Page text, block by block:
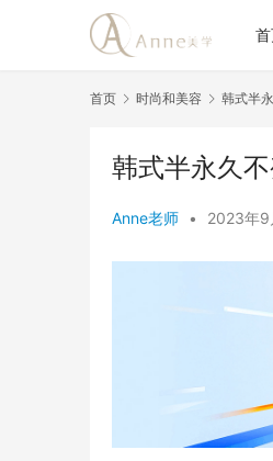
首页 时尚和美容 韩式半
韩式半永久
Anne老师 • 2023年9